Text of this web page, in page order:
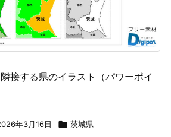
接する県のイラスト（パワーポイ
年3月16日  茨城県